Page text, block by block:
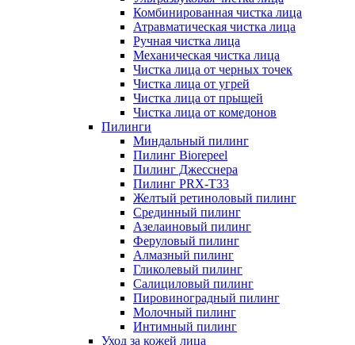
Комбинированная чистка лица
Атравматическая чистка лица
Ручная чистка лица
Механическая чистка лица
Чистка лица от черных точек
Чистка лица от угрей
Чистка лица от прыщей
Чистка лица от комедонов
Пилинги
Миндальный пилинг
Пилинг Biorepeel
Пилинг Джесснера
Пилинг PRX-T33
Желтый ретиноловый пилинг
Срединный пилинг
Азелаиновый пилинг
Феруловый пилинг
Алмазный пилинг
Гликолевый пилинг
Салициловый пилинг
Пировиноградный пилинг
Молочный пилинг
Интимный пилинг
Уход за кожей лица